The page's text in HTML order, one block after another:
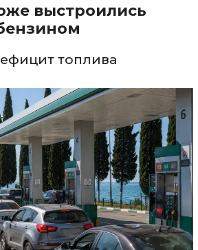
выстроились
топлива